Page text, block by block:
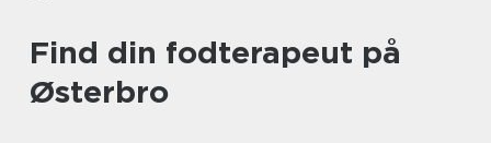
Find din fodterapeut på
Østerbro